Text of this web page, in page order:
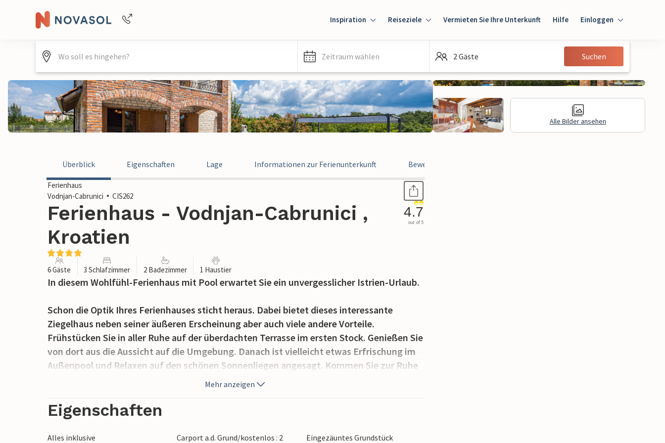
+4940688715475
Inspiration Reiseziele Vermieten Sie Ihre Unterkunft Hilfe Einloggen
Einloggen
Gast
Zeitraum wählen 2 Gäste Suchen
Alle Bilder ansehen
Überblick Eigenschaften Lage Informationen zur Ferienunterkunft Bewertungen
Ferienhaus
Vodnjan-Cabrunici
CIS262
Ferienhaus - Vodnjan-Cabrunici ,
Kroatien
4.7
out of 5
6 Gäste 3 Schlafzimmer 2 Badezimmer 1 Haustier
In diesem Wohlfühl-Ferienhaus mit Pool erwartet Sie ein unvergesslicher Istrien-Urlaub.
Schon die Optik Ihres Ferienhauses sticht heraus. Dabei bietet dieses interessante
Ziegelhaus neben seiner äußeren Erscheinung aber auch viele andere Vorteile.
Frühstücken Sie in aller Ruhe auf der überdachten Terrasse im ersten Stock. Genießen Sie
von dort aus die Aussicht auf die Umgebung. Danach ist vielleicht etwas Erfrischung im
Außenpool und Relaxen auf den schönen Sonnenliegen angesagt. Kommen Sie zur Ruhe
und genießen Sie auch die Möglichkeit, Ihre Mahlzeiten auf dem Grill Ihres Ferienhauses
zubereiten zu können. Nehmen Sie Ihre kulinarischen Kreationen entweder auf der
unteren Terrasse, die ebenfalls überdacht ist, oder in der schönen Essküche zu sich. Auch
die gemütlichen Sitzgruppen im Innenbereich bieten der ganzen Familie die Möglichkeit,
sich voll und ganz zu entspannen.
Mehr anzeigen
Eigenschaften
Alles inklusive
Carport a.d. Grund/kostenlos : 2
Eingezäuntes Grundstück